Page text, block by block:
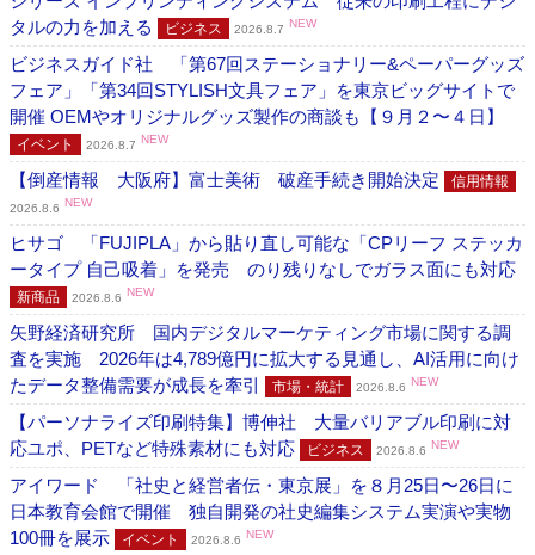
タルの力を加える
ビジネス 2026.8.7 NEW
ビジネスガイド社 「第67回ステーショナリー&ペーパーグッズ
フェア」「第34回STYLISH文具フェア」を東京ビッグサイトで
開催 OEMやオリジナルグッズ製作の商談も【９月２〜４日】
イベント 2026.8.7 NEW
【倒産情報 大阪府】富士美術 破産手続き開始決定 信用情報
2026.8.6 NEW
ヒサゴ 「FUJIPLA」から貼り直し可能な「CPリーフ ステッカ
ータイプ 自己吸着」を発売 のり残りなしでガラス面にも対応
新商品 2026.8.6 NEW
矢野経済研究所 国内デジタルマーケティング市場に関する調
査を実施 2026年は4,789億円に拡大する見通し、AI活用に向け
たデータ整備需要が成長を牽引
市場・統計 2026.8.6 NEW
【パーソナライズ印刷特集】博伸社 大量バリアブル印刷に対
応ユポ、PETなど特殊素材にも対応
ビジネス 2026.8.6 NEW
アイワード 「社史と経営者伝・東京展」を８月25日〜26日に
日本教育会館で開催 独自開発の社史編集システム実演や実物
100冊を展示
イベント 2026.8.6 NEW